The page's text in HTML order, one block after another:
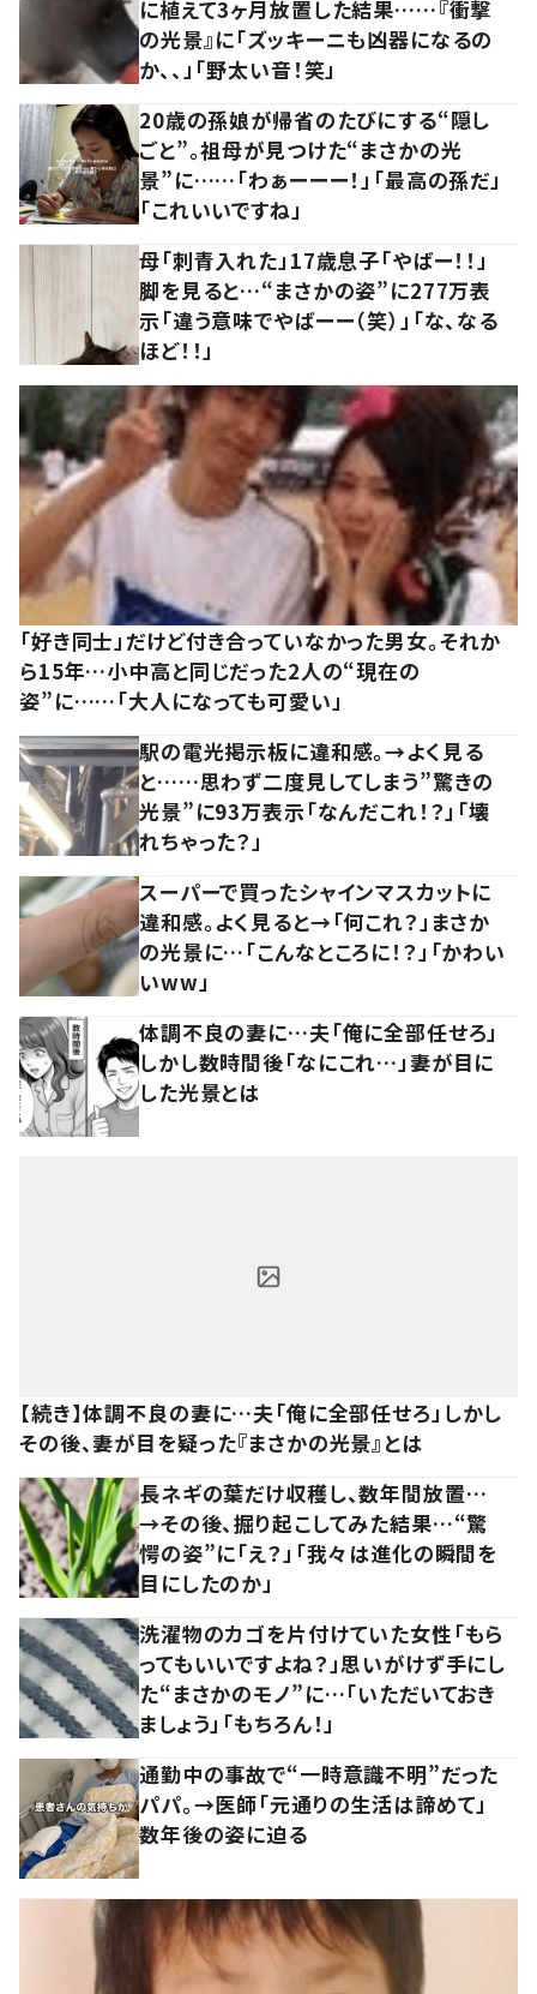
に植えて3ヶ月放置した結果……『衝撃
の光景』に「ズッキーニも凶器になるの
か、、」「野太い音！笑」
20歳の孫娘が帰省のたびにする“隠し
ごと”。祖母が見つけた“まさかの光
景”に……「わぁーーー！」「最高の孫だ」
「これいいですね」
母「刺青入れた」17歳息子「やばー！！」
脚を見ると…“まさかの姿”に277万表
示「違う意味でやばーー（笑）」「な、なる
ほど！！」
「好き同士」だけど付き合っていなかった男女。それか
ら15年…小中高と同じだった2人の“現在の
姿”に……「大人になっても可愛い」
駅の電光掲示板に違和感。→よく見る
と……思わず二度見してしまう”驚きの
光景”に93万表示「なんだこれ！？」「壊
れちゃった？」
スーパーで買ったシャインマスカットに
違和感。よく見ると→「何これ？」まさか
の光景に…「こんなところに！？」「かわい
いww」
体調不良の妻に…夫「俺に全部任せろ」
しかし数時間後「なにこれ…」妻が目に
した光景とは
【続き】体調不良の妻に…夫「俺に全部任せろ」しかし
その後、妻が目を疑った『まさかの光景』とは
長ネギの葉だけ収穫し、数年間放置…
→その後、掘り起こしてみた結果…“驚
愕の姿”に「え？」「我々は進化の瞬間を
目にしたのか」
洗濯物のカゴを片付けていた女性「もら
ってもいいですよね？」思いがけず手にし
た“まさかのモノ”に…「いただいておき
ましょう」「もちろん！」
通勤中の事故で“一時意識不明”だった
パパ。→医師「元通りの生活は諦めて」
数年後の姿に迫る